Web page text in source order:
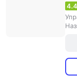
4.4